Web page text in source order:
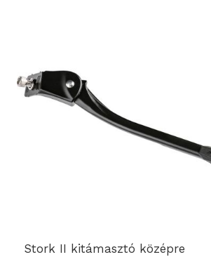
Stork II kitámasztó középre